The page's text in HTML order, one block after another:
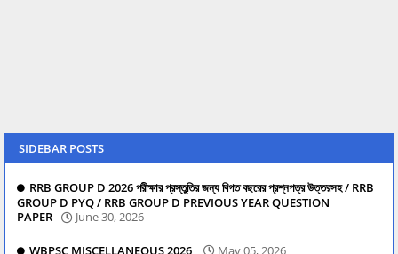
SIDEBAR POSTS
RRB GROUP D 2026 পরীক্ষার প্রস্তুতির জন্য বিগত বছরের প্রশ্নপত্র উত্তরসহ / RRB
GROUP D PYQ / RRB GROUP D PREVIOUS YEAR QUESTION
PAPER
June 30, 2026
WBPSC MISCELLANEOUS 2026 May 05, 2026